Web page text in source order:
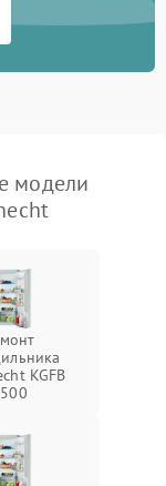
модели
KGFB